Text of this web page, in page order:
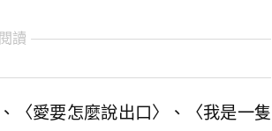
讀
〈愛要怎麼說出口〉、〈我是一隻